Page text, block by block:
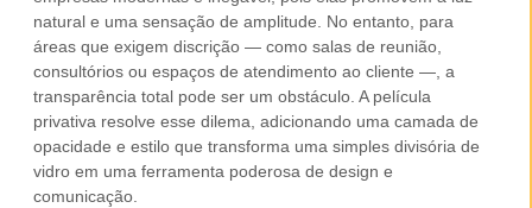
natural e uma sensação de amplitude. No entanto, para
áreas que exigem discrição — como salas de reunião,
consultórios ou espaços de atendimento ao cliente —, a
transparência total pode ser um obstáculo. A película
privativa resolve esse dilema, adicionando uma camada de
opacidade e estilo que transforma uma simples divisória de
vidro em uma ferramenta poderosa de design e
comunicação.